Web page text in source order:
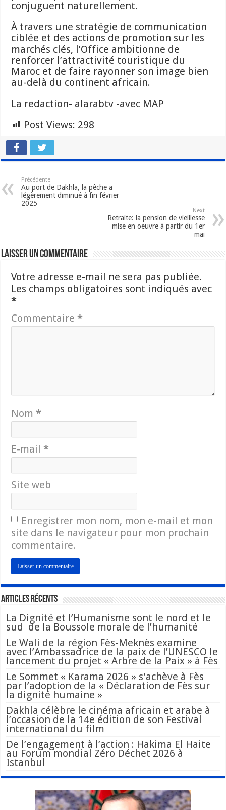
conjuguent naturellement.
À travers une stratégie de communication
ciblée et des actions de promotion sur les
marchés clés, l’Office ambitionne de
renforcer l’attractivité touristique du
Maroc et de faire rayonner son image bien
au-delà du continent africain.
La redaction- alarabtv -avec MAP
Post Views: 298
Précédente
Au port de Dakhla, la pêche a
légèrement diminué à fin février
2025
Next
Retraite: la pension de vieillesse
mise en oeuvre à partir du 1er
mai
Laisser un commentaire
Votre adresse e-mail ne sera pas publiée.
Les champs obligatoires sont indiqués avec
*
Commentaire*
Nom*
E-mail*
Site web
Enregistrer mon nom, mon e-mail et mon
site dans le navigateur pour mon prochain
commentaire.
Articles Récents
La Dignité et l’Humanisme sont le nord et le
sud de la Boussole morale de l’humanité
Le Wali de la région Fès-Meknès examine
avec l’Ambassadrice de la paix de l’UNESCO le
lancement du projet « Arbre de la Paix » à Fès
Le Sommet « Karama 2026 » s’achève à Fès
par l’adoption de la « Déclaration de Fès sur
la dignité humaine »
Dakhla célèbre le cinéma africain et arabe à
l’occasion de la 14e édition de son Festival
international du film
De l’engagement à l’action : Hakima El Haite
au Forum mondial Zéro Déchet 2026 à
Istanbul